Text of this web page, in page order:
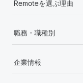
Remoteを選ぶ理由
職務・職種別
企業情報